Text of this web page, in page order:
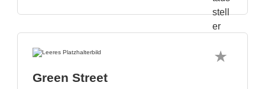
Green Street